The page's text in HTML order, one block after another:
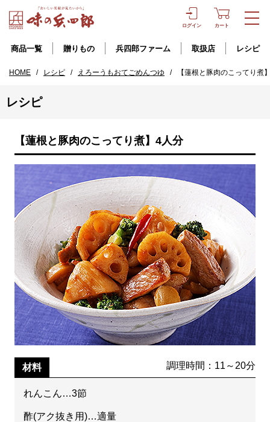
ログイン カート
商品一覧 贈りもの 兵四郎ファーム 取扱店 レシピ
HOME / レシピ / えろーうもおてごめんつゆ / 【蓮根と豚肉のこってり煮
レシピ
【蓮根と豚肉のこってり煮】4人分
材料 調理時間：11～20分
れんこん…3節
酢(アク抜き用)…適量